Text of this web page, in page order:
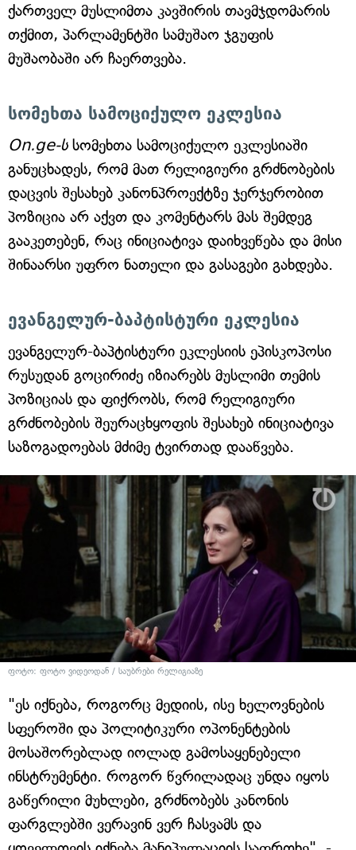
ქართველ მუსლიმთა კავშირის თავმჯდომარის
თქმით, პარლამენტში სამუშაო ჯგუფის
მუშაობაში არ ჩაერთვება.
სომეხთა სამოციქულო ეკლესია
On.ge-სსომეხთა სამოციქულო ეკლესიაში
განუცხადეს, რომ მათ რელიგიური გრძნობების
დაცვის შესახებ კანონპროექტზე ჯერჯერობით
პოზიცია არ აქვთ და კომენტარს მას შემდეგ
გააკეთებენ, რაც ინიციატივა დაიხვეწება და მისი
შინაარსი უფრო ნათელი და გასაგები გახდება.
ევანგელურ-ბაპტისტური ეკლესია
ევანგელურ-ბაპტისტური ეკლესიის ეპისკოპოსი
რუსუდან გოცირიძე იზიარებს მუსლიმი თემის
პოზიციას და ფიქრობს, რომ რელიგიური
გრძნობების შეურაცხყოფის შესახებ ინიციატივა
საზოგადოებას მძიმე ტვირთად დააწვება.
ფოტო: ფოტო ვიდეოდან / საუბრები რელიგიაზე
"ეს იქნება, როგორც მედიის, ისე ხელოვნების
სფეროში და პოლიტიკური ოპონენტების
მოსაშორებლად იოლად გამოსაყენებელი
ინსტრუმენტი. როგორ წვრილადაც უნდა იყოს
გაწერილი მუხლები, გრძნობებს კანონის
ფარგლებში ვერავინ ვერ ჩასვამს და